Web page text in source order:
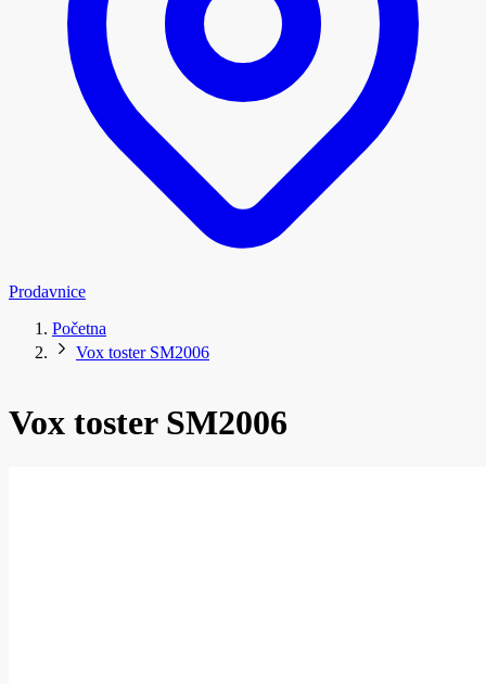
Prodavnice
Početna
Vox toster SM2006
Vox toster SM2006